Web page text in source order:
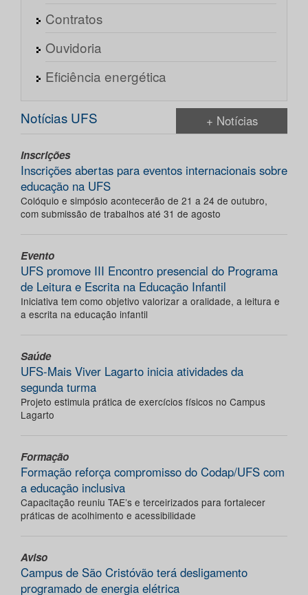
Contratos
Ouvidoria
Eficiência energética
Notícias UFS + Notícias
Inscrições
Inscrições abertas para eventos internacionais sobre
educação na UFS
Colóquio e simpósio acontecerão de 21 a 24 de outubro,
com submissão de trabalhos até 31 de agosto
Evento
UFS promove III Encontro presencial do Programa
de Leitura e Escrita na Educação Infantil
Iniciativa tem como objetivo valorizar a oralidade, a leitura e
a escrita na educação infantil
Saúde
UFS-Mais Viver Lagarto inicia atividades da
segunda turma
Projeto estimula prática de exercícios físicos no Campus
Lagarto
Formação
Formação reforça compromisso do Codap/UFS com
a educação inclusiva
Capacitação reuniu TAE’s e terceirizados para fortalecer
práticas de acolhimento e acessibilidade
Aviso
Campus de São Cristóvão terá desligamento
programado de energia elétrica